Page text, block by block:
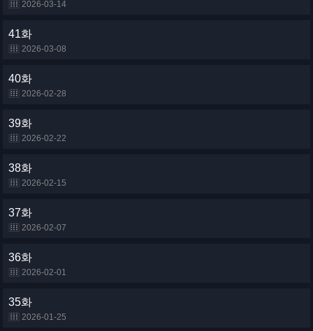
2026-03-14
41화
2026-03-08
40화
2026-02-28
39화
2026-02-22
38화
2026-02-15
37화
2026-02-07
36화
2026-02-01
35화
2026-01-25